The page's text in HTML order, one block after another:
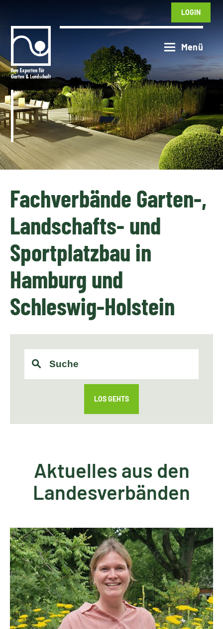
LOGIN
Fachverbände Garten-,
Landschafts- und
Sportplatzbau in
Hamburg und
Schleswig-Holstein
LOS GEHTS
Aktuelles aus den
Landesverbänden